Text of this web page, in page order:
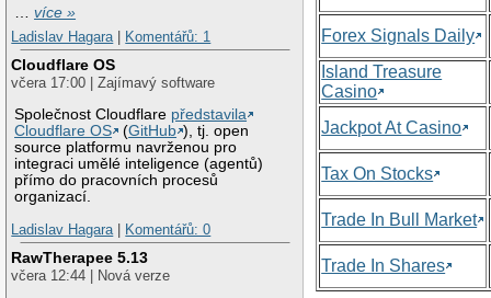
…více »
Ladislav Hagara
Komentářů: 1
Cloudflare OS
včera 17:00 | Zajímavý software
Společnost Cloudflare představila
Cloudflare OS
(GitHub ), tj. open
source platformu navrženou pro
integraci umělé inteligence (agentů)
přímo do pracovních procesů
organizací.
Ladislav Hagara
Komentářů: 0
RawTherapee 5.13
včera 12:44 | Nová verze
Forex Signals Daily
Island Treasure
Casino
Jackpot At Casino
Tax On Stocks
Trade In Bull Market
Trade In Shares